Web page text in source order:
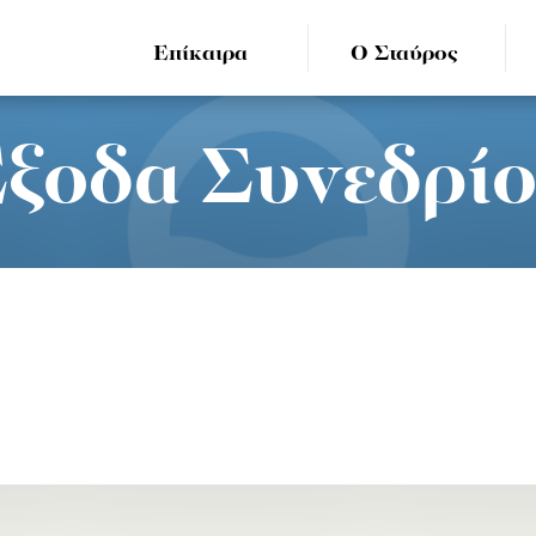
Επίκαιρα Ο Σταύρος